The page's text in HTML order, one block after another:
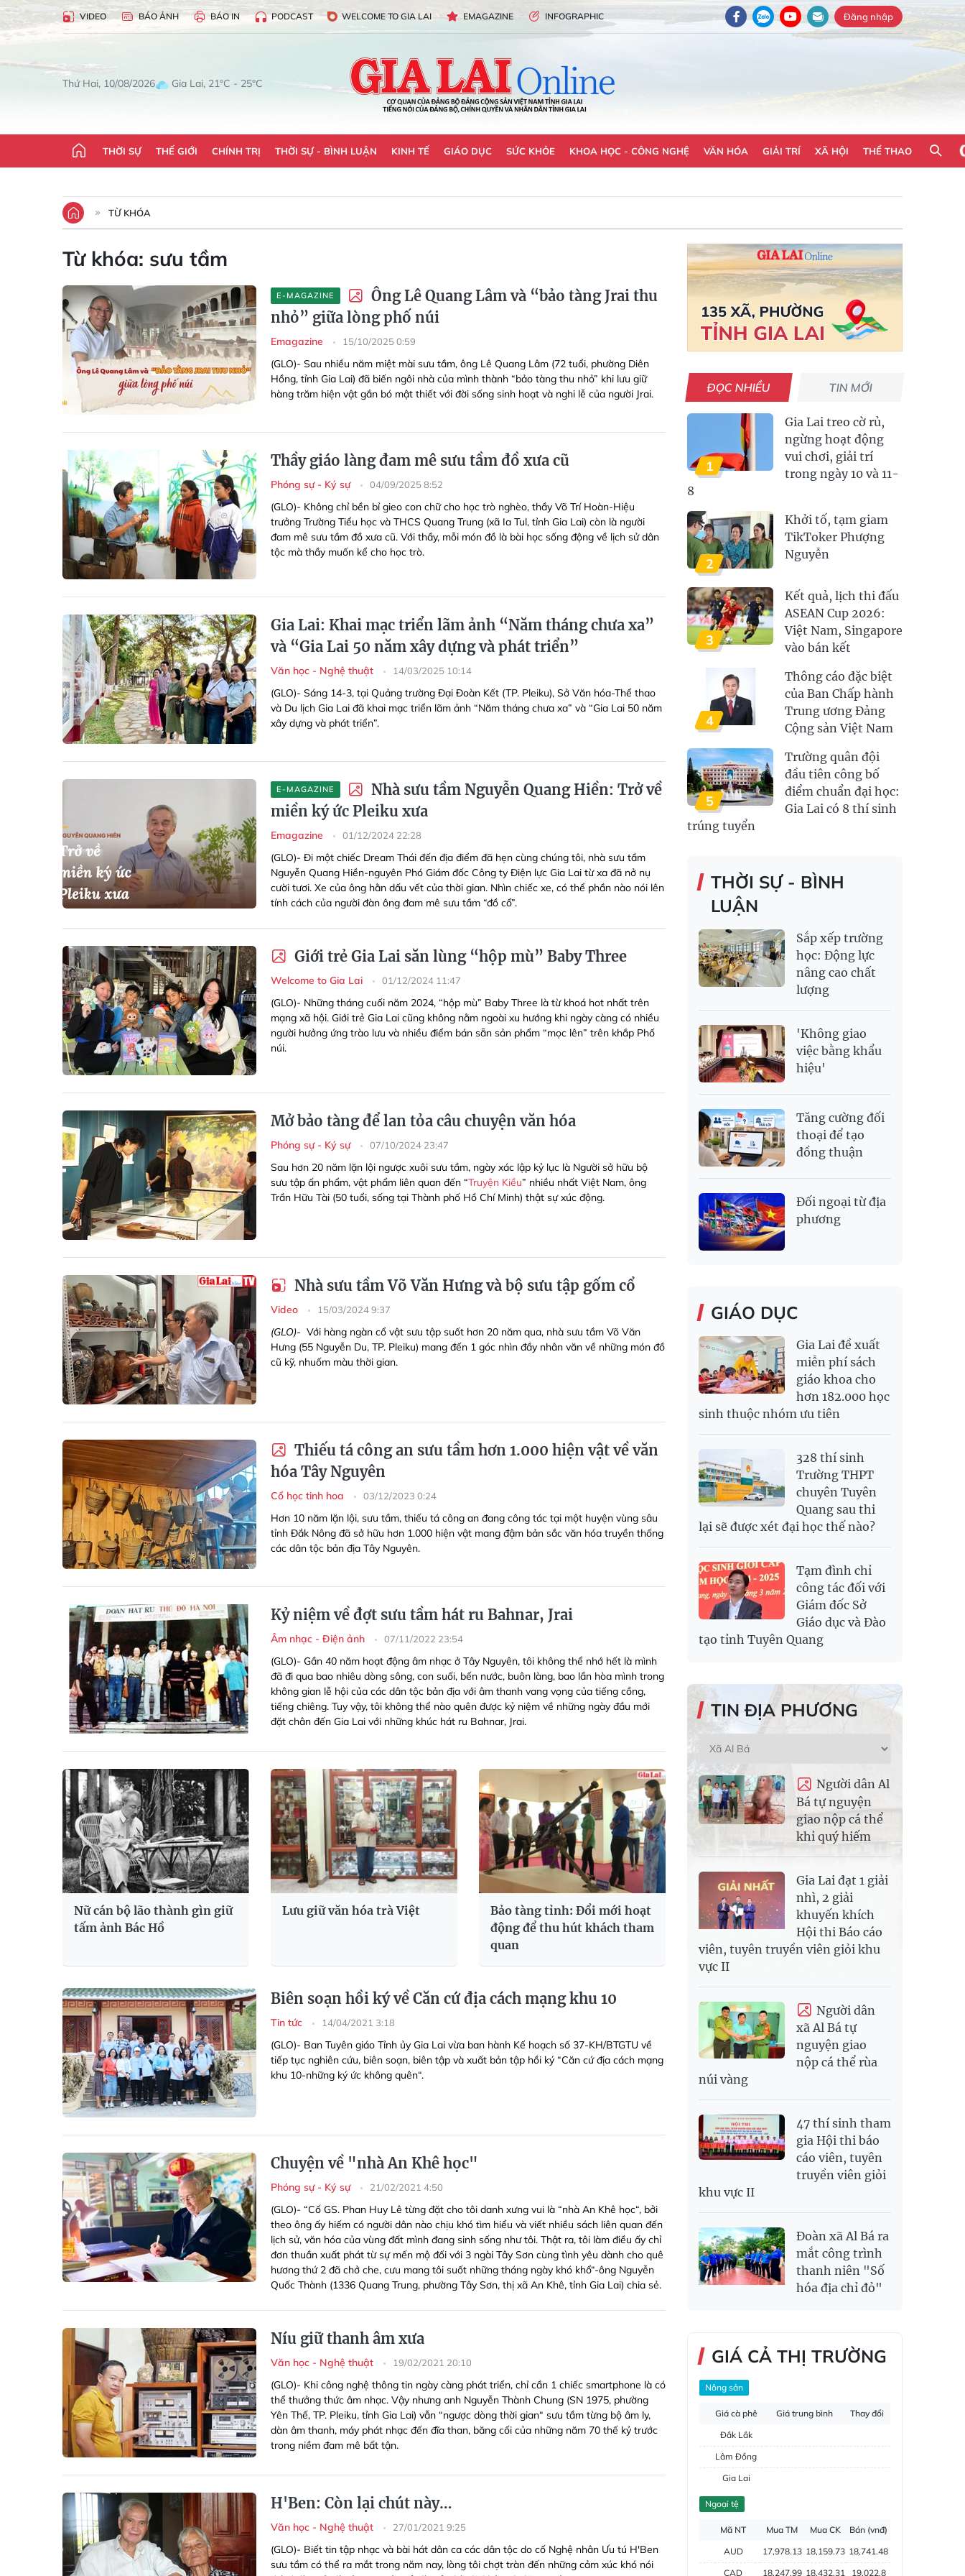
VIDEO BÁO ẢNH BÁO IN PODCAST WELCOME TO GIA LAI EMAGAZINE INFOGRAPHIC Đăng nhập
Thứ Hai, 10/08/2026 Gia Lai, 21°C - 25°C
THỜI SỰ THẾ GIỚI CHÍNH TRỊ THỜI SỰ - BÌNH LUẬN KINH TẾ GIÁO DỤC SỨC KHỎE KHOA HỌC - CÔNG NGHỆ VĂN HÓA GIẢI TRÍ XÃ HỘI THỂ THAO
TỪ KHÓA
Từ khóa: sưu tầm
E-MAGAZINE
Ông Lê Quang Lâm và “bảo tàng Jrai thu
nhỏ” giữa lòng phố núi
Emagazine 15/10/2025 0:59
(GLO)- Sau nhiều năm miệt mài sưu tầm, ông Lê Quang Lâm (72 tuổi, phường Diên
Hồng, tỉnh Gia Lai) đã biến ngôi nhà của mình thành “bảo tàng thu nhỏ” khi lưu giữ
hàng trăm hiện vật gắn bó mật thiết với đời sống sinh hoạt và nghi lễ của người Jrai.
Thầy giáo làng đam mê sưu tầm đồ xưa cũ
Phóng sự - Ký sự 04/09/2025 8:52
(GLO)- Không chỉ bền bỉ gieo con chữ cho học trò nghèo, thầy Võ Trí Hoàn-Hiệu
trưởng Trường Tiểu học và THCS Quang Trung (xã Ia Tul, tỉnh Gia Lai) còn là người
đam mê sưu tầm đồ xưa cũ. Với thầy, mỗi món đồ là bài học sống động về lịch sử dân
tộc mà thầy muốn kể cho học trò.
Gia Lai: Khai mạc triển lãm ảnh “Năm tháng chưa xa”
và “Gia Lai 50 năm xây dựng và phát triển”
Văn học - Nghệ thuật 14/03/2025 10:14
(GLO)- Sáng 14-3, tại Quảng trường Đại Đoàn Kết (TP. Pleiku), Sở Văn hóa-Thể thao
và Du lịch Gia Lai đã khai mạc triển lãm ảnh “Năm tháng chưa xa” và “Gia Lai 50 năm
xây dựng và phát triển”.
E-MAGAZINE
Nhà sưu tầm Nguyễn Quang Hiền: Trở về
miền ký ức Pleiku xưa
Emagazine 01/12/2024 22:28
(GLO)- Đi một chiếc Dream Thái đến địa điểm đã hẹn cùng chúng tôi, nhà sưu tầm
Nguyễn Quang Hiền-nguyên Phó Giám đốc Công ty Điện lực Gia Lai từ xa đã nở nụ
cười tươi. Xe của ông hằn dấu vết của thời gian. Nhìn chiếc xe, có thể phần nào nói lên
tính cách của người đàn ông đam mê sưu tầm “đồ cổ”.
Giới trẻ Gia Lai săn lùng “hộp mù” Baby Three
Welcome to Gia Lai 01/12/2024 11:47
(GLO)- Những tháng cuối năm 2024, “hộp mù” Baby Three là từ khoá hot nhất trên
mạng xã hội. Giới trẻ Gia Lai cũng không nằm ngoài xu hướng khi ngày càng có nhiều
người hưởng ứng trào lưu và nhiều điểm bán sẵn sản phẩm “mọc lên” trên khắp Phố
núi.
Mở bảo tàng để lan tỏa câu chuyện văn hóa
Phóng sự - Ký sự 07/10/2024 23:47
Sau hơn 20 năm lặn lội ngược xuôi sưu tầm, ngày xác lập kỷ lục là Người sở hữu bộ
sưu tập ấn phẩm, vật phẩm liên quan đến “Truyện Kiều” nhiều nhất Việt Nam, ông
Trần Hữu Tài (50 tuổi, sống tại Thành phố Hồ Chí Minh) thật sự xúc động.
Nhà sưu tầm Võ Văn Hưng và bộ sưu tập gốm cổ
Video 15/03/2024 9:37
(GLO)- Với hàng ngàn cổ vật sưu tập suốt hơn 20 năm qua, nhà sưu tầm Võ Văn
Hưng (55 Nguyễn Du, TP. Pleiku) mang đến 1 góc nhìn đầy nhân văn về những món đồ
cũ kỹ, nhuốm màu thời gian.
Thiếu tá công an sưu tầm hơn 1.000 hiện vật về văn
hóa Tây Nguyên
Cổ học tinh hoa 03/12/2023 0:24
Hơn 10 năm lặn lội, sưu tầm, thiếu tá công an đang công tác tại một huyện vùng sâu
tỉnh Đắk Nông đã sở hữu hơn 1.000 hiện vật mang đậm bản sắc văn hóa truyền thống
các dân tộc bản địa Tây Nguyên.
Kỷ niệm về đợt sưu tầm hát ru Bahnar, Jrai
Âm nhạc - Điện ảnh 07/11/2022 23:54
(GLO)- Gần 40 năm hoạt động âm nhạc ở Tây Nguyên, tôi không thể nhớ hết là mình
đã đi qua bao nhiêu dòng sông, con suối, bến nước, buôn làng, bao lần hòa mình trong
không gian lễ hội của các dân tộc bản địa với âm thanh vang vọng của tiếng cồng,
tiếng chiêng. Tuy vậy, tôi không thể nào quên được kỷ niệm về những ngày đầu mới
đặt chân đến Gia Lai với những khúc hát ru Bahnar, Jrai.
Nữ cán bộ lão thành gìn giữ
tấm ảnh Bác Hồ
Lưu giữ văn hóa trà Việt
Bảo tàng tỉnh: Đổi mới hoạt
động để thu hút khách tham
quan
Biên soạn hồi ký về Căn cứ địa cách mạng khu 10
Tin tức 14/04/2021 3:18
(GLO)- Ban Tuyên giáo Tỉnh ủy Gia Lai vừa ban hành Kế hoạch số 37-KH/BTGTU về
tiếp tục nghiên cứu, biên soạn, biên tập và xuất bản tập hồi ký “Căn cứ địa cách mạng
khu 10-những ký ức không quên“.
Chuyện về "nhà An Khê học"
Phóng sự - Ký sự 21/02/2021 4:50
(GLO)- “Cố GS. Phan Huy Lê từng đặt cho tôi danh xưng vui là “nhà An Khê học“, bởi
theo ông ấy hiếm có người dân nào chịu khó tìm hiểu và viết nhiều sách liên quan đến
lịch sử, văn hóa của vùng đất mình đang sinh sống như tôi. Thật ra, tôi làm điều ấy chỉ
đơn thuần xuất phát từ sự mến mộ đối với 3 ngài Tây Sơn cùng tình yêu dành cho quê
hương thứ 2 đã chở che, cưu mang tôi suốt những tháng ngày khó khổ“-ông Nguyễn
Quốc Thành (1336 Quang Trung, phường Tây Sơn, thị xã An Khê, tỉnh Gia Lai) chia sẻ.
Níu giữ thanh âm xưa
Văn học - Nghệ thuật 19/02/2021 20:10
(GLO)- Khi công nghệ thông tin ngày càng phát triển, chỉ cần 1 chiếc smartphone là có
thể thưởng thức âm nhạc. Vậy nhưng anh Nguyễn Thành Chung (SN 1975, phường
Yên Thế, TP. Pleiku, tỉnh Gia Lai) vẫn “ngược dòng thời gian“ sưu tầm từng bộ âm ly,
dàn âm thanh, máy phát nhạc đến đĩa than, băng cối của những năm 70 thế kỷ trước
trong niềm đam mê bất tận.
H'Ben: Còn lại chút này…
Văn học - Nghệ thuật 27/01/2021 9:25
(GLO)- Biết tin tập nhạc và bài hát dân ca các dân tộc do cố Nghệ nhân Ưu tú H'Ben
sưu tầm có thể ra mắt trong năm nay, lòng tôi chợt tràn đến những cảm xúc khó nói
ĐỌC NHIỀU TIN MỚI
1
Gia Lai treo cờ rủ,
ngừng hoạt động
vui chơi, giải trí
trong ngày 10 và 11-
8
2
Khởi tố, tạm giam
TikToker Phượng
Nguyễn
3
Kết quả, lịch thi đấu
ASEAN Cup 2026:
Việt Nam, Singapore
vào bán kết
4
Thông cáo đặc biệt
của Ban Chấp hành
Trung ương Đảng
Cộng sản Việt Nam
5
Trường quân đội
đầu tiên công bố
điểm chuẩn đại học:
Gia Lai có 8 thí sinh
trúng tuyển
THỜI SỰ - BÌNH
LUẬN
Sắp xếp trường
học: Động lực
nâng cao chất
lượng
'Không giao
việc bằng khẩu
hiệu'
Tăng cường đối
thoại để tạo
đồng thuận
Đối ngoại từ địa
phương
GIÁO DỤC
Gia Lai đề xuất
miễn phí sách
giáo khoa cho
hơn 182.000 học
sinh thuộc nhóm ưu tiên
328 thí sinh
Trường THPT
chuyên Tuyên
Quang sau thi
lại sẽ được xét đại học thế nào?
Tạm đình chỉ
công tác đối với
Giám đốc Sở
Giáo dục và Đào
tạo tỉnh Tuyên Quang
TIN ĐỊA PHƯƠNG
Người dân Al
Bá tự nguyện
giao nộp cá thể
khỉ quý hiếm
Gia Lai đạt 1 giải
nhì, 2 giải
khuyến khích
Hội thi Báo cáo
viên, tuyên truyền viên giỏi khu
vực II
Người dân
xã Al Bá tự
nguyện giao
nộp cá thể rùa
núi vàng
47 thí sinh tham
gia Hội thi báo
cáo viên, tuyên
truyền viên giỏi
khu vực II
Đoàn xã Al Bá ra
mắt công trình
thanh niên "Số
hóa địa chỉ đỏ"
GIÁ CẢ THỊ TRƯỜNG
Nông sản
Giá cà phê Giá trung bình
Thay đổi
Đắk Lắk
Lâm Đồng
Gia Lai
Đắk Nông
Ngoại tệ
Mã NT Mua TM Mua CK
Bán (vnđ)
AUD
17,978.13 18,159.73 18,741.48
CAD
18,247.99 18,432.31 19,022.8